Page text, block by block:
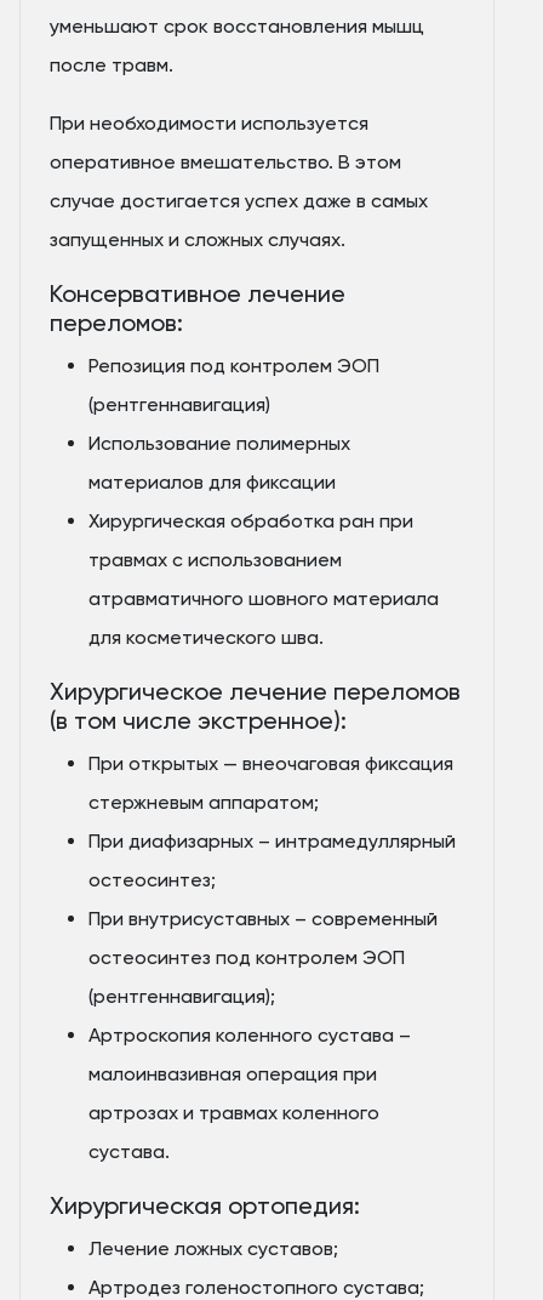
уменьшают срок восстановления мышц
после травм.
При необходимости используется
оперативное вмешательство. В этом
случае достигается успех даже в самых
запущенных и сложных случаях.
Консервативное лечение
переломов:
Репозиция под контролем ЭОП
(рентгеннавигация)
Использование полимерных
материалов для фиксации
Хирургическая обработка ран при
травмах с использованием
атравматичного шовного материала
для косметического шва.
Хирургическое лечение переломов
(в том числе экстренное):
При открытых — внеочаговая фиксация
стержневым аппаратом;
При диафизарных – интрамедуллярный
остеосинтез;
При внутрисуставных – современный
остеосинтез под контролем ЭОП
(рентгеннавигация);
Артроскопия коленного сустава –
малоинвазивная операция при
артрозах и травмах коленного
сустава.
Хирургическая ортопедия:
Лечение ложных суставов;
Артродез голеностопного сустава;